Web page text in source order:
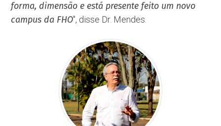
forma, dimensão e está presente feito um novo
campus da FHO'', disse Dr. Mendes.